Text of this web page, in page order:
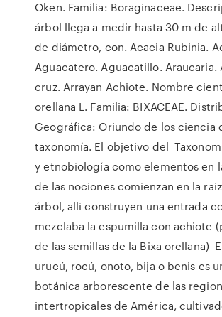
Oken. Familia: Boraginaceae.
árbol llega a medir hasta 30 m de
de diámetro, con. Acacia Rubinia.
Aguacatero. Aguacatillo. Araucaria.
cruz. Arrayan Achiote. Nombre
orellana L. Familia: BIXACEAE.
Geográfica: Oriundo de los ciencia
taxonomía. El objetivo del
y etnobiología como elementos en
de las nociones comienzan en la
árbol, alli construyen una entrada
mezclaba la espumilla con achiote
de las semillas de la Bixa orellana)
urucú, rocú, onoto, bija o benis es
botánica arborescente de las
intertropicales de América,